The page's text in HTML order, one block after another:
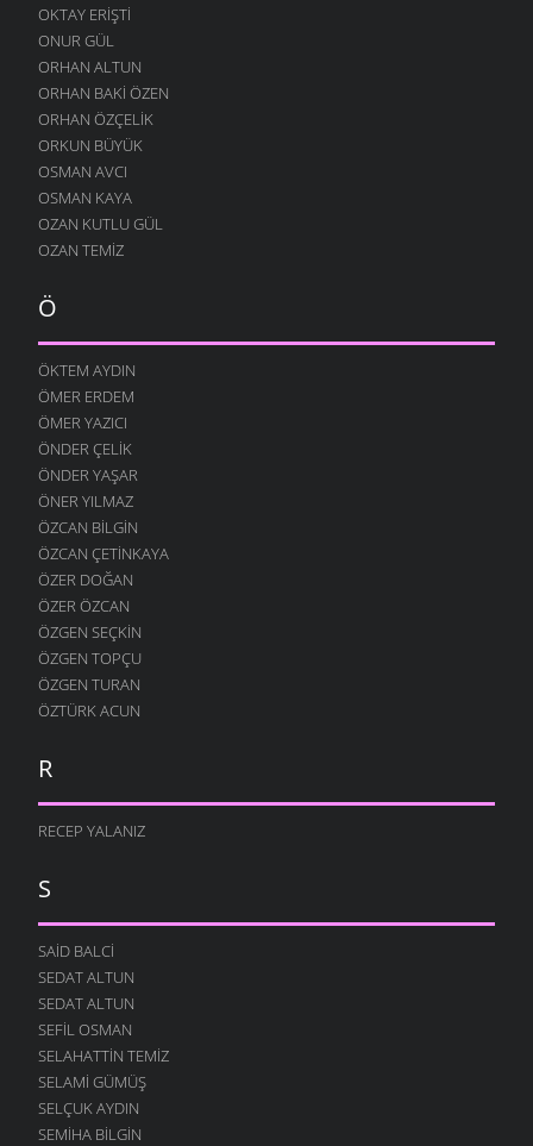
10 AĞUSTOS 2004
DILFEZ
24 TEMMUZ 2004
OKTAY ERIŞTI
ONUR GÜL
ORHAN ALTUN
ORHAN BAKI ÖZEN
ORHAN ÖZÇELIK
ORKUN BÜYÜK
OSMAN AVCI
OSMAN KAYA
OZAN KUTLU GÜL
OZAN TEMIZ
Ö
ÖKTEM AYDIN
ÖMER ERDEM
ÖMER YAZICI
ÖNDER ÇELIK
ÖNDER YAŞAR
ÖNER YILMAZ
ÖZCAN BILGIN
ÖZCAN ÇETINKAYA
ÖZER DOĞAN
ÖZER ÖZCAN
ÖZGEN SEÇKIN
ÖZGEN TOPÇU
ÖZGEN TURAN
ÖZTÜRK ACUN
R
RECEP YALANIZ
S
SAID BALCI
SEDAT ALTUN
SEDAT ALTUN
SEFIL OSMAN
SELAHATTIN TEMIZ
SELAMI GÜMÜŞ
SELÇUK AYDIN
SEMIHA BILGIN